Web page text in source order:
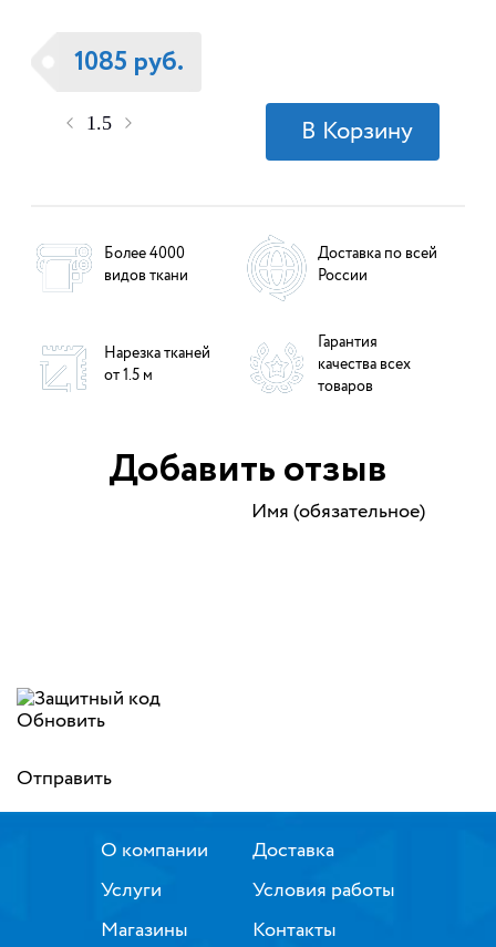
1085 руб.
Более 4000
видов ткани
Доставка по всей
России
Нарезка тканей
от 1.5 м
Гарантия
качества всех
товаров
Добавить отзыв
Имя (обязательное)
Обновить
Отправить
О компании
Услуги
Магазины
Доставка
Условия работы
Контакты